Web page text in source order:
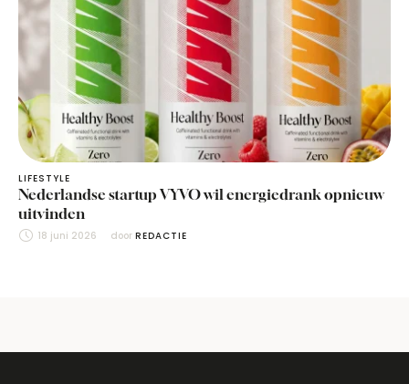
LIFESTYLE
Nederlandse startup VYVO wil energiedrank opnieuw
uitvinden
18 juni 2026 door REDACTIE